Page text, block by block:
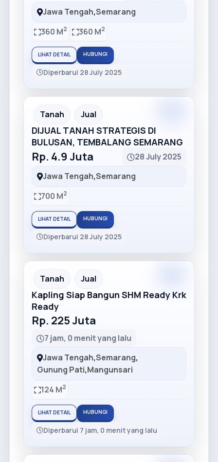
Jawa Tengah,Semarang
360 M2 360 M2
LIHAT DETAIL HUBUNGI
Diperbarui 28 July 2025
Recommended
Tanah Jual
DIJUAL TANAH STRATEGIS DI
BULUSAN, TEMBALANG SEMARANG
Rp. 4.9 Juta
28 July 2025
Jawa Tengah,Semarang
700 M2
LIHAT DETAIL HUBUNGI
Diperbarui 28 July 2025
Recommended
Tanah Jual
Kapling Siap Bangun SHM Ready Krk
Ready
Rp. 225 Juta
7 jam, 0 menit yang lalu
Jawa Tengah,Semarang,
Gunung Pati,Mangunsari
124 M2
LIHAT DETAIL HUBUNGI
Diperbarui 7 jam, 0 menit yang lalu